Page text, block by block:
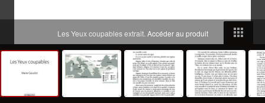
Les Yeux coupables extrait. Accéder au produit